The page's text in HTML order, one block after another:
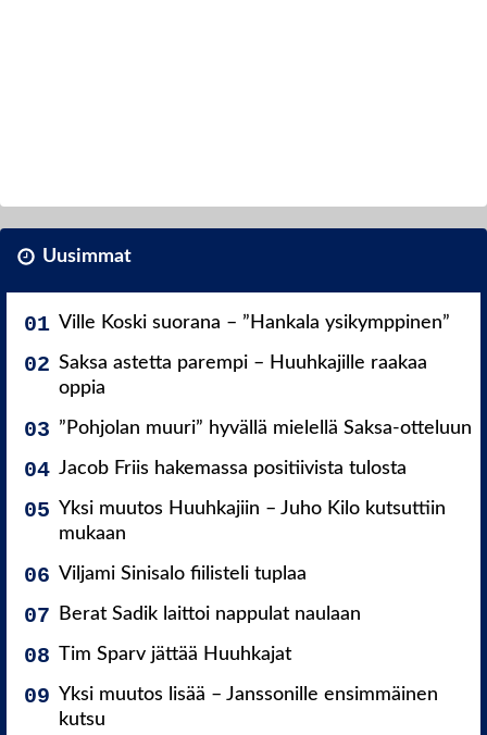
Uusimmat
Ville Koski suorana – ”Hankala ysikymppinen”
Saksa astetta parempi – Huuhkajille raakaa
oppia
”Pohjolan muuri” hyvällä mielellä Saksa-otteluun
Jacob Friis hakemassa positiivista tulosta
Yksi muutos Huuhkajiin – Juho Kilo kutsuttiin
mukaan
Viljami Sinisalo fiilisteli tuplaa
Berat Sadik laittoi nappulat naulaan
Tim Sparv jättää Huuhkajat
Yksi muutos lisää – Janssonille ensimmäinen
kutsu